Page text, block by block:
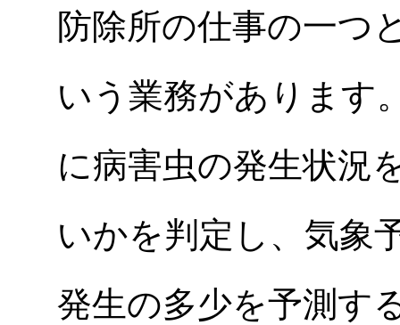
防除所の仕事の一つ
いう業務があります
に病害虫の発生状況
いかを判定し、気象
発生の多少を予測す